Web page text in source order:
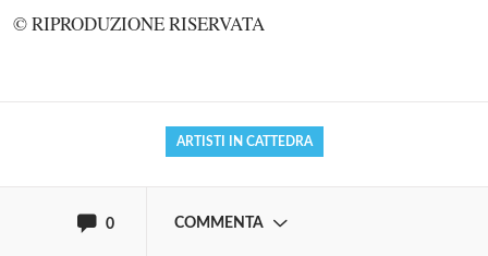
© RIPRODUZIONE RISERVATA
ARTISTI IN CATTEDRA
0 COMMENTA